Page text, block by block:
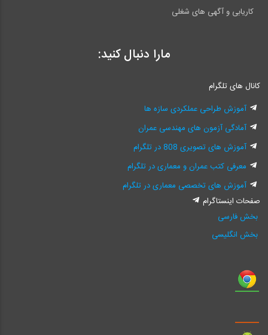
کاریابی و آگهی های شغلی
مارا دنبال کنید:
کانال های تلگرام
آموزش طراحی عملکردی سازه ها
آمادگی آزمون های مهندسی عمران
آموزش های تصویری 808 در تلگرام
معرفی کتب عمران و معماری در تلگرام
آموزش های تخصصی معماری در تلگرام
صفحات اینستاگرام
بخش فارسی
بخش انگلیسی